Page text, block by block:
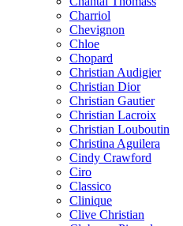
Charriol
Chevignon
Chloe
Chopard
Christian Audigier
Christian Dior
Christian Gautier
Christian Lacroix
Christian Louboutin
Christina Aguilera
Cindy Crawford
Ciro
Classico
Clinique
Clive Christian